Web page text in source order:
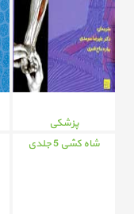
پزشکی
شاه کشی 5 جلدی